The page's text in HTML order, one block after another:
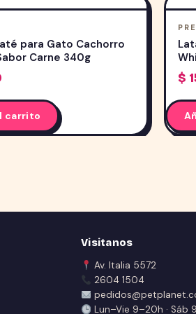
para Gato Cachorro
Carne 340g
carrito
$
Visitanos
Av. Italia 5572
2604 1504
Lun–Vie 9–20h · Sáb